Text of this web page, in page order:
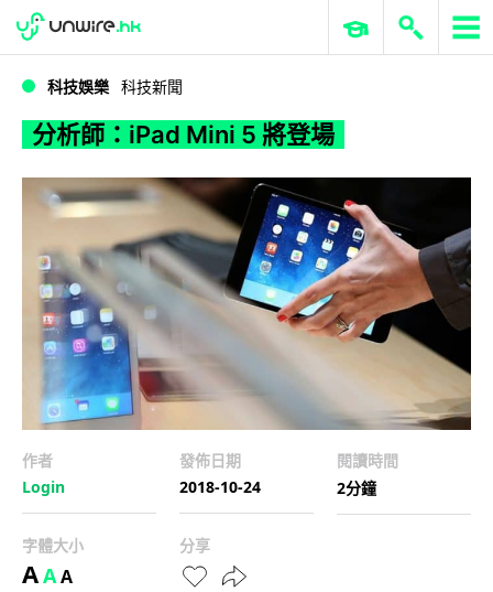
分析師：iPad Mini 5 將登場
WWDC 2026 ERP 與商業 AI
科技娛樂 科技新聞
分析師：iPad Mini 5 將登場
作者
Login
發佈日期
2018-10-24
閱讀時間
2分鐘
字體大小
AAA
分享